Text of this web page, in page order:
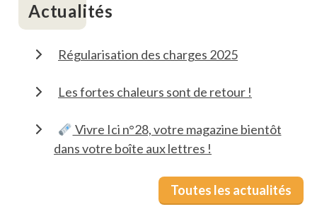
Actualités
Régularisation des charges 2025
Les fortes chaleurs sont de retour !
Vivre Ici n°28, votre magazine bientôt
dans votre boîte aux lettres !
Toutes les actualités